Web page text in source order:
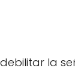
la